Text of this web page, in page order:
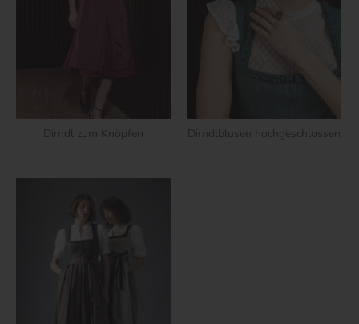
Dirndl zum Knöpfen Dirndlblusen hochgeschlossen